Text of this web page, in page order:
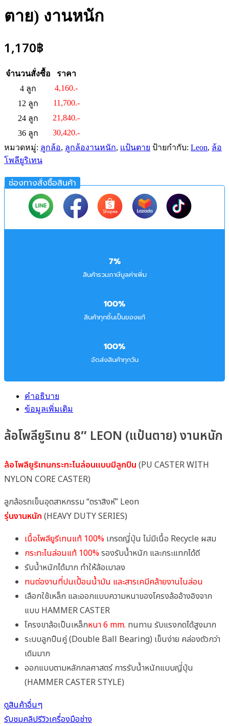
ตาย) งานหนัก
1,170฿
จำนวนสั่งซื้อ
ราคา
4 ลูก
4,160.-
12 ลูก
11,700.-
24 ลูก
21,840.-
36 ลูก
30,420.-
หมวดหมู่: ลูกล้อ, ลูกล้องานหนัก, เเป้นตาย ป้ายกำกับ: Leon, ล้อ
โพลียูริเทน
ช่องทางสั่งซื้อสินค้า
7%
สินค้ารวมภาษีมูลค่าเพิ่ม
100%
สินค้าทุกชิ้นเป็นของแท้
100%
จัดส่งสินค้าทุกวัน
คำอธิบาย
ข้อมูลเพิ่มเติม
ล้อโพลียูริเทน 8″ LEON (แป้นตาย) งานหนัก
ล้อโพลียูริเทนกระทะไนล่อนแบบมีลูกปืน (PU CASTER WITH
NYLON CORE CASTER)
ลูกล้อรถเข็นอุตสาหกรรม “ตราสิงห์” Leon
รุ่นงานหนัก (HEAVY DUTY SERIES)
เนื้อโพลียูรีเทนแท้ 100% เกรดญี่ปุ่น ไม่มีเนื้อ Recycle ผสม
กระทะไนล่อนแท้ 100%รองรับน้ำหนัก และกระแทกได้ดี
รับน้ำหนักได้มาก ทำให้ล้อเบาลง
ทนต่องานที่ปนเปื้อนน้ำมัน และสารเคมีคล้ายงานไนล่อน
เลือกใช้เหล็ก และออกแบบความหนาของโครงล้ออ้างอิงจาก
แบบ HAMMER CASTER
โครงขาล้อเป็นเหล็กหนา 6 mm. ทนทาน รับแรงกดได้สูงมาก
ระบบลูกปืนคู่ (Double Ball Bearing) เข็นง่าย คล่องตัวกว่า
เดิมมาก
ออกแบบตามหลักกลศาสตร์ การรับน้ำหนักแบบญี่ปุ่น
(HAMMER CASTER STYLE)
ดูสินค้าอื่นๆ
รับชมคลิปรีวิวเครื่องมือช่าง